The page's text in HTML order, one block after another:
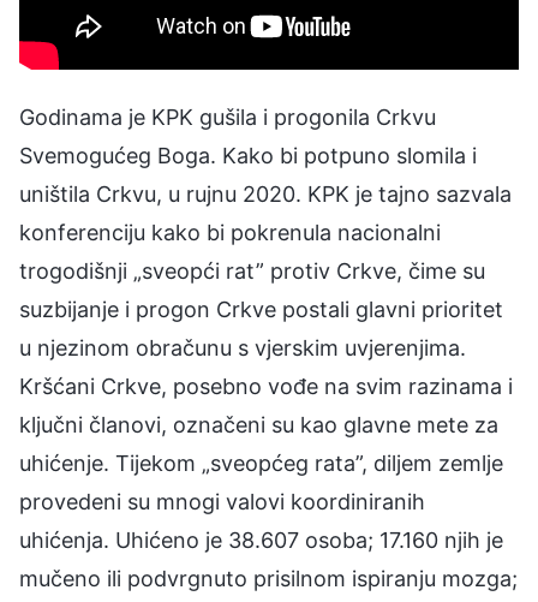
Godinama je KPK gušila i progonila Crkvu
Svemogućeg Boga. Kako bi potpuno slomila i
uništila Crkvu, u rujnu 2020. KPK je tajno sazvala
konferenciju kako bi pokrenula nacionalni
trogodišnji „sveopći rat” protiv Crkve, čime su
suzbijanje i progon Crkve postali glavni prioritet
u njezinom obračunu s vjerskim uvjerenjima.
Kršćani Crkve, posebno vođe na svim razinama i
ključni članovi, označeni su kao glavne mete za
uhićenje. Tijekom „sveopćeg rata”, diljem zemlje
provedeni su mnogi valovi koordiniranih
uhićenja. Uhićeno je 38.607 osoba; 17.160 njih je
mučeno ili podvrgnuto prisilnom ispiranju mozga;